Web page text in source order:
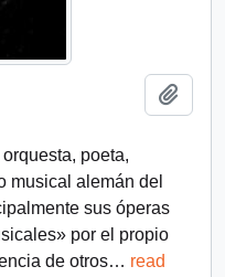
poeta,
musical alemán del
sus óperas
por el propio
de otros… read